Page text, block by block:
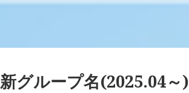
新グループ名(2025.04～)